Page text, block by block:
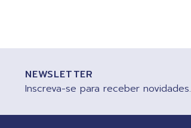
NEWSLETTER
Inscreva-se para receber novidades.